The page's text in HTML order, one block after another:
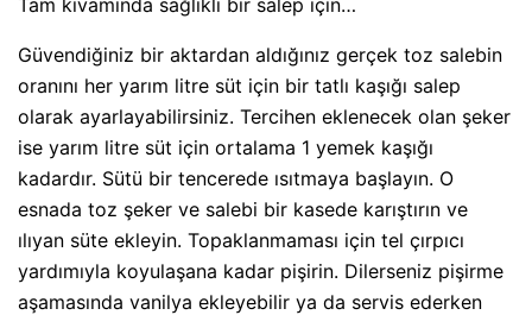
Güvendiğiniz bir aktardan aldığınız gerçek toz salebin
oranını her yarım litre süt için bir tatlı kaşığı salep
olarak ayarlayabilirsiniz. Tercihen eklenecek olan şeker
ise yarım litre süt için ortalama 1 yemek kaşığı
kadardır. Sütü bir tencerede ısıtmaya başlayın. O
esnada toz şeker ve salebi bir kasede karıştırın ve
ılıyan süte ekleyin. Topaklanmaması için tel çırpıcı
yardımıyla koyulaşana kadar pişirin. Dilerseniz pişirme
aşamasında vanilya ekleyebilir ya da servis ederken